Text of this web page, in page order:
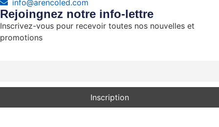
info@arencoled.com
Rejoingnez notre info-lettre
Inscrivez-vous pour recevoir toutes nos nouvelles et
promotions